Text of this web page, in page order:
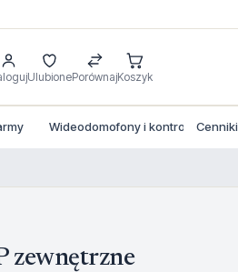
UlubionePorównajKoszyk
Wideodomofony i kontrola dostepu
Cenniki
zewnętrzne